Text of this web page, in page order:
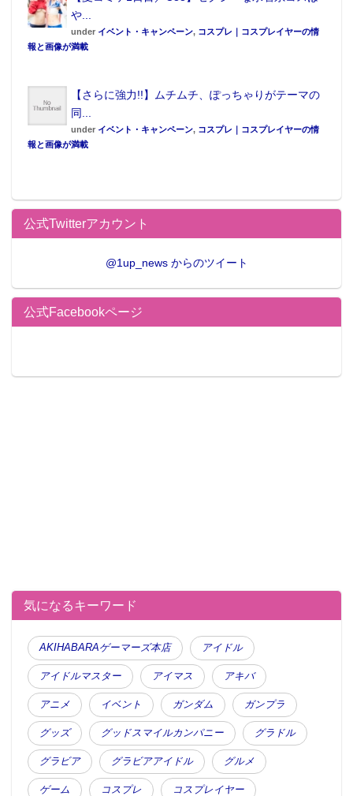
や...
under イベント・キャンペーン, コスプレ｜コスプレイヤーの情
報と画像が満載
【さらに強力!!】ムチムチ、ぽっちゃりがテーマの
同...
under イベント・キャンペーン, コスプレ｜コスプレイヤーの情
報と画像が満載
公式Twitterアカウント
@1up_news からのツイート
公式Facebookページ
気になるキーワード
AKIHABARAゲーマーズ本店 アイドル
アイドルマスター アイマス アキバ
アニメ イベント ガンダム ガンプラ
グッズ グッドスマイルカンパニー グラドル
グラビア グラビアアイドル グルメ
ゲーム コスプレ コスプレイヤー